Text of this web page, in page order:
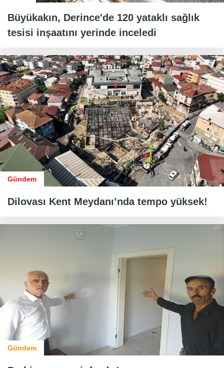
Büyükakın, Derince'de 120 yataklı sağlık
tesisi inşaatını yerinde inceledi
Gündem
Dilovası Kent Meydanı’nda tempo yüksek!
Gündem